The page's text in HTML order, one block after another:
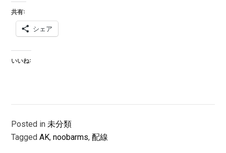
共有:
シェア
いいね:
Posted in 未分類
TaggedAK,noobarms,配線